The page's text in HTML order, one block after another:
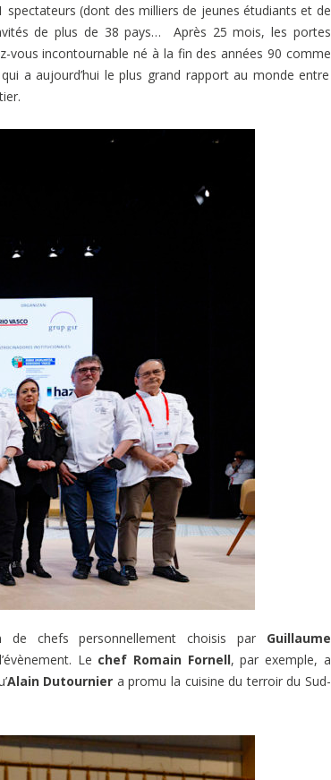
spectateurs (dont des milliers de jeunes étudiants et de
de plus de 38 pays… Après 25 mois, les portes
vous incontournable né à la fin des années 90 comme
a aujourd’hui le plus grand rapport au monde entre
de chefs personnellement choisis par Guillaume
Le chef Romain Fornell, par exemple, a
Alain Dutournier a promu la cuisine du terroir du Sud-